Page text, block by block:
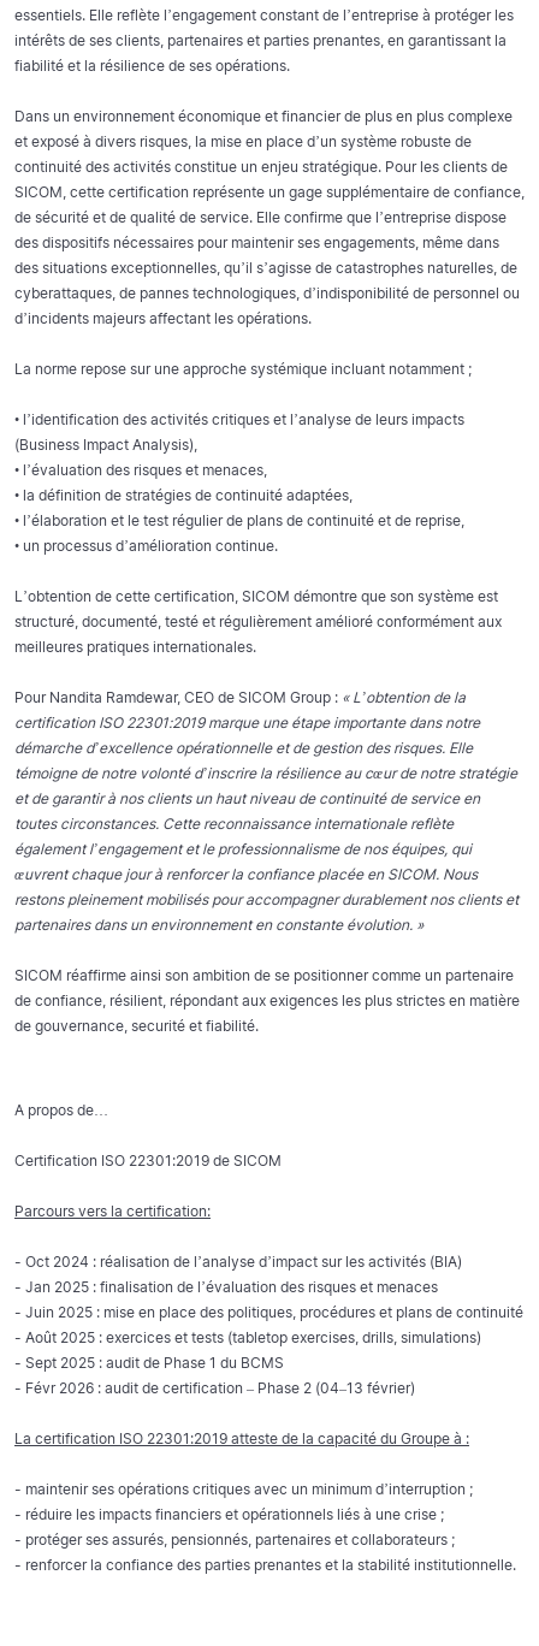
essentiels. Elle reflète l’engagement constant de l’entreprise à protéger les
intérêts de ses clients, partenaires et parties prenantes, en garantissant la
fiabilité et la résilience de ses opérations.
Dans un environnement économique et financier de plus en plus complexe
et exposé à divers risques, la mise en place d’un système robuste de
continuité des activités constitue un enjeu stratégique. Pour les clients de
SICOM, cette certification représente un gage supplémentaire de confiance,
de sécurité et de qualité de service. Elle confirme que l’entreprise dispose
des dispositifs nécessaires pour maintenir ses engagements, même dans
des situations exceptionnelles, qu’il s’agisse de catastrophes naturelles, de
cyberattaques, de pannes technologiques, d’indisponibilité de personnel ou
d’incidents majeurs affectant les opérations.
La norme repose sur une approche systémique incluant notamment ;
• l’identification des activités critiques et l’analyse de leurs impacts
(Business Impact Analysis),
• l’évaluation des risques et menaces,
• la définition de stratégies de continuité adaptées,
• l’élaboration et le test régulier de plans de continuité et de reprise,
• un processus d’amélioration continue.
L’obtention de cette certification, SICOM démontre que son système est
structuré, documenté, testé et régulièrement amélioré conformément aux
meilleures pratiques internationales.
Pour Nandita Ramdewar, CEO de SICOM Group : « L’obtention de la
certification ISO 22301:2019 marque une étape importante dans notre
démarche d’excellence opérationnelle et de gestion des risques. Elle
témoigne de notre volonté d’inscrire la résilience au cœur de notre stratégie
et de garantir à nos clients un haut niveau de continuité de service en
toutes circonstances. Cette reconnaissance internationale reflète
également l’engagement et le professionnalisme de nos équipes, qui
œuvrent chaque jour à renforcer la confiance placée en SICOM. Nous
restons pleinement mobilisés pour accompagner durablement nos clients et
partenaires dans un environnement en constante évolution. »
SICOM réaffirme ainsi son ambition de se positionner comme un partenaire
de confiance, résilient, répondant aux exigences les plus strictes en matière
de gouvernance, securité et fiabilité.
A propos de…
Certification ISO 22301:2019 de SICOM
Parcours vers la certification:
- Oct 2024 : réalisation de l’analyse d’impact sur les activités (BIA)
- Jan 2025 : finalisation de l’évaluation des risques et menaces
- Juin 2025 : mise en place des politiques, procédures et plans de continuité
- Août 2025 : exercices et tests (tabletop exercises, drills, simulations)
- Sept 2025 : audit de Phase 1 du BCMS
- Févr 2026 : audit de certification – Phase 2 (04–13 février)
La certification ISO 22301:2019 atteste de la capacité du Groupe à :
- maintenir ses opérations critiques avec un minimum d’interruption ;
- réduire les impacts financiers et opérationnels liés à une crise ;
- protéger ses assurés, pensionnés, partenaires et collaborateurs ;
- renforcer la confiance des parties prenantes et la stabilité institutionnelle.